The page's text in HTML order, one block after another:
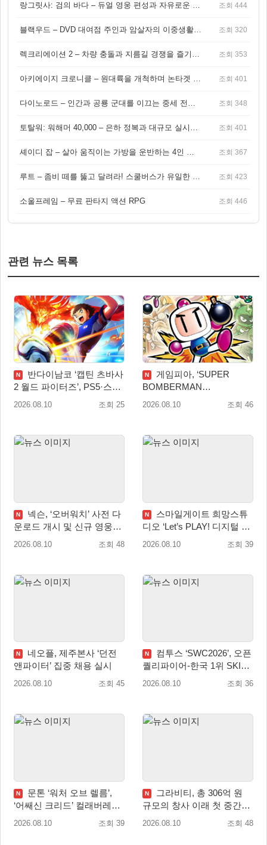
랑그릿사: 검의 바다 – 듀얼 영웅 편성과 자유로운 탐험을 결합한 판타지 전략 RPG 조회 444
블랙우드 – DVD 대여점 주인과 암살자의 이중생활을 그린 3인칭 액션 스릴러 게임 조회 320
렉크리에이션 2 – 차량 충돌과 지름길 경쟁을 즐기는 오픈월드 아케이드 레이싱 게임 조회 353
아키에이지 크로니클 – 원대륙을 개척하며 논타겟 전투를 즐기는 오픈월드 MMORPG 조회 401
다이노로드 – 인간과 공룡 군대를 이끄는 중세 전략 액션 RPG 조회 348
토탈워: 워해머 40,000 – 은하 정복과 대규모 실시간 전투가 결합된 전략 게임! 조회 401
셰이디 잡 – 살아 움직이는 가방을 운반하는 4인 협동 물리 어드벤처 게임 조회 367
루트 – 좀비 떼를 뚫고 달려라! 스쿨버스가 유일한 집이 되는 4인 협동 생존 게임 조회 423
소울프레임 – 무료 판타지 액션 RPG 조회 446
관련 뉴스 목록
N
반다이남코 ‘캡틴 츠바사
2 월드 파이터즈’, PS5·스위
치 패키지 선주문 실시
2026.08.10 조회 25
N
게임피아, ‘SUPER
BOMBERMAN
COLLECTION’ PS5·스위치
2026.08.10 조회 46
N
넥슨, ‘오버워치’ 사전 다
운로드 개시 및 신규 영웅
‘디몬(D.Mon)’ 공개!
2026.08.10 조회 48
N
스마일게이트 희망스튜
디오 ‘Let’s PLAY! 디지털 창
작 탐험대’ 참여 기관 및 멘
2026.08.10 조회 39
N
네오플, 제주본사 ‘던전
앤파이터’ 집중 채용 실시
2026.08.10 조회 45
N
컴투스 ‘SWC2026’, 오픈
퀄리파이어-한국 1위 SKIT
월드 파이널 진출!
2026.08.10 조회 36
N
문톤 ‘워처 오브 렐름’,
‘어쌔신 크리드’ 컬래버레이
션 8월 20일 실시
2026.08.10 조회 39
N
그라비티, 총 306억 원
규모의 창사 이래 첫 중간배
당 확정
2026.08.10 조회 48